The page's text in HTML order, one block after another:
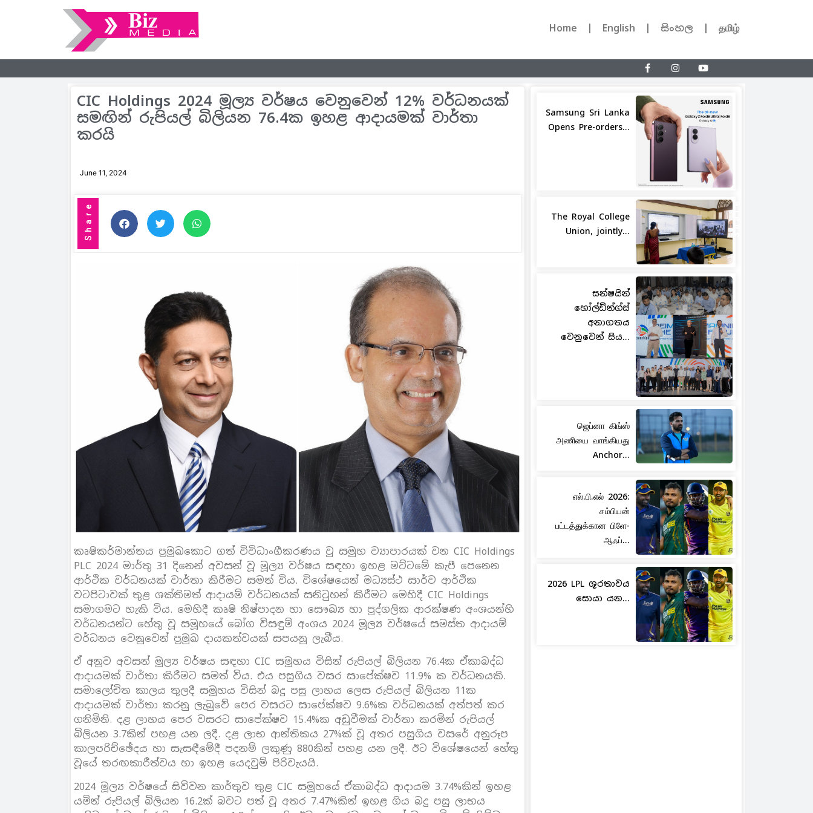
Home English සිංහල தமிழ்
CIC Holdings 2024 මූල්‍ය වර්ෂය වෙනුවෙන් 12% වර්ධනයක්
සමඟින් රුපියල් බිලියන 76.4ක ඉහළ ආදායමක් වාර්තා
කරයි
June 11, 2024
Share Share
කෘෂිකර්මාන්තය ප්‍රමුඛකොට ගත් විවිධාංගීකරණය වූ සමූහ ව්‍යාපාරයක් වන CIC Holdings
PLC 2024 මාර්තු 31 දිනෙන් අවසන් වූ මූල්‍ය වර්ෂය සඳහා ඉහළ මට්ටමේ කැපී පෙනෙන
ආර්ථික වර්ධනයක් වාර්තා කිරීමට සමත් විය. විශේෂයෙන් මධ්‍යස්ථ සාර්ව ආර්ථික
වටපිටාවක් තුළ ශක්තිමත් ආදායම් වර්ධනයක් සනිටුහන් කිරීමට මෙහිදී CIC Holdings
සමාගමට හැකි විය. මෙහිදී කෘෂි නිෂ්පාදන හා සෞඛ්‍ය හා පුද්ගලික ආරක්ෂණ අංශයන්හි
වර්ධනයන්ට හේතු වූ සමූහයේ බෝග විසඳුම් අංශය 2024 මූල්‍ය වර්ෂයේ සමස්ත ආදායම්
වර්ධනය වෙනුවෙන් ප්‍රමුඛ දායකත්වයක් සපයනු ලැබීය.
ඒ අනුව අවසන් මූල්‍ය වර්ෂය සඳහා CIC සමූහය විසින් රුපියල් බිලියන 76.4ක ඒකාබද්ධ
ආදායමක් වාර්තා කිරීමට සමත් විය. එය පසුගිය වසර සාපේක්ෂව 11.9% ක වර්ධනයකි.
සමාලෝචිත කාලය තුලදී සමූහය විසින් බදු පසු ලාභය ලෙස රුපියල් බිලියන 11ක
ආදායමක් වාර්තා කරනු ලැබුවේ පෙර වසරට සාපේක්ෂව 9.6%ක වර්ධනයක් අත්පත් කර
ගනිමිනි. දළ ලාභය පෙර වසරට සාපේක්ෂව 15.4%ක අඩුවීමක් වාර්තා කරමින් රුපියල්
බිලියන 3.7කින් පහළ යන ලදී. දළ ලාභ ආන්තිකය 27%ක් වූ අතර පසුගිය වසරේ අනුරූප
කාලපරිච්ඡේදය හා සැසඳීමේදී පදනම් ලකුණු 880කින් පහළ යන ලදී. ඊට විශේෂයෙන් හේතු
වූයේ තරඟකාරීත්වය හා ඉහළ යෙදවුම් පිරිවැයයි.
2024 මූල්‍ය වර්ෂයේ සිව්වන කාර්තුව තුළ CIC සමූහයේ ඒකාබද්ධ ආදායම 3.74%කින් ඉහළ
යමින් රුපියල් බිලියන 16.2ක් බවට පත් වූ අතර 7.47%කින් ඉහළ ගිය බදු පසු ලාභය
Samsung Sri Lanka
Opens Pre-orders...
The Royal College
Union, jointly...
සන්ෂයින්
හෝල්ඩින්ග්ස්
අනාගතය
වෙනුවෙන් සිය...
ஜெப்னா கிங்ஸ்
அணியை வாங்கியது
Anchor...
எல்.பி.எல் 2026:
சம்பியன்
பட்டத்துக்கான பிளே-
ஆஃப்...
2026 LPL ශූරතාවය
සොයා යන...